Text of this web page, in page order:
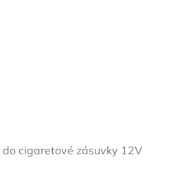
do cigaretové zásuvky 12V